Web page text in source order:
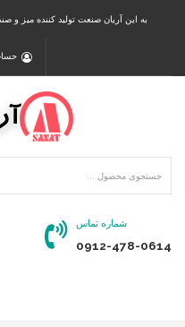
به این آریان صنعت تولید کننده میز و
شماره تماس
0912-478-0614